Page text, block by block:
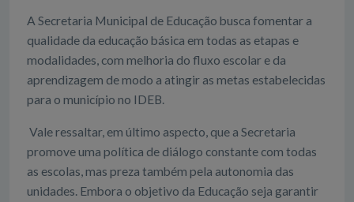
A Secretaria Municipal de Educação busca fomentar a
qualidade da educação básica em todas as etapas e
modalidades, com melhoria do fluxo escolar e da
aprendizagem de modo a atingir as metas estabelecidas
para o município no IDEB.
Vale ressaltar, em último aspecto, que a Secretaria
promove uma política de diálogo constante com todas
as escolas, mas preza também pela autonomia das
unidades. Embora o objetivo da Educação seja garantir